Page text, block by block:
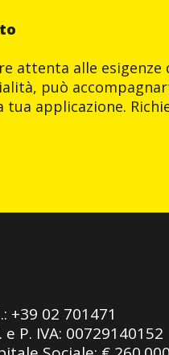
attenta alle esigenze
può
applicazione.
+39 02 701471
e P. IVA: 00729140152